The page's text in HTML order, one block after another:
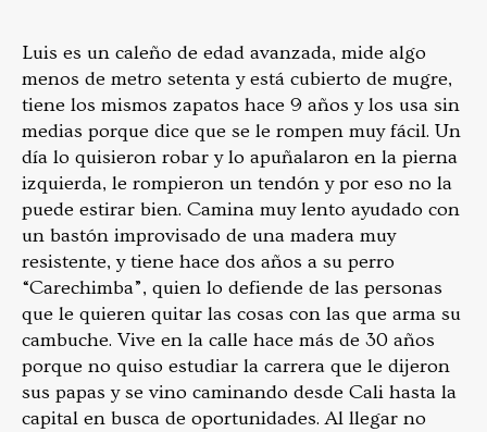
Luis es un caleño de edad avanzada, mide algo
menos de metro setenta y está cubierto de mugre,
tiene los mismos zapatos hace 9 años y los usa sin
medias porque dice que se le rompen muy fácil. Un
día lo quisieron robar y lo apuñalaron en la pierna
izquierda, le rompieron un tendón y por eso no la
puede estirar bien. Camina muy lento ayudado con
un bastón improvisado de una madera muy
resistente, y tiene hace dos años a su perro
“Carechimba”, quien lo defiende de las personas
que le quieren quitar las cosas con las que arma su
cambuche. Vive en la calle hace más de 30 años
porque no quiso estudiar la carrera que le dijeron
sus papas y se vino caminando desde Cali hasta la
capital en busca de oportunidades. Al llegar no